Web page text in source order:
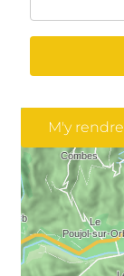
M'y rendre